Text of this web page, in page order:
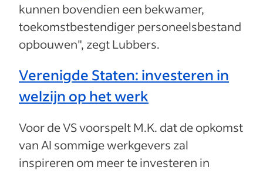
kunnen bovendien een bekwamer,
toekomstbestendiger personeelsbestand
opbouwen", zegt Lubbers.
Verenigde Staten: investeren in
welzijn op het werk
Voor de VS voorspelt M.K. dat de opkomst
van AI sommige werkgevers zal
inspireren om meer te investeren in